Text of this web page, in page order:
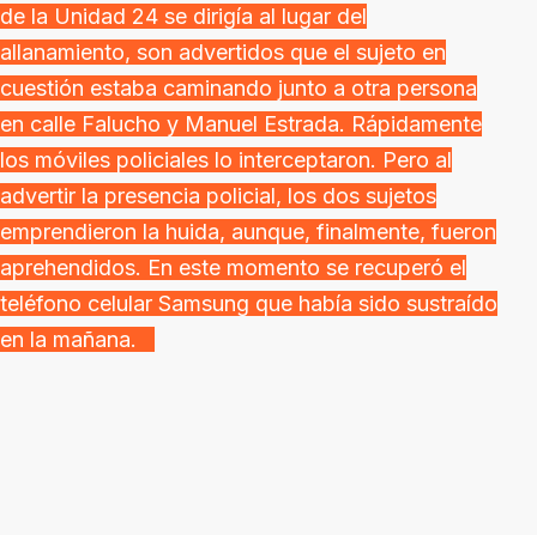
de la Unidad 24 se dirigía al lugar del
allanamiento, son advertidos que el sujeto en
cuestión estaba caminando junto a otra persona
en calle Falucho y Manuel Estrada. Rápidamente
los móviles policiales lo interceptaron. Pero al
advertir la presencia policial, los dos sujetos
emprendieron la huida, aunque, finalmente, fueron
aprehendidos. En este momento se recuperó el
teléfono celular Samsung que había sido sustraído
en la mañana.